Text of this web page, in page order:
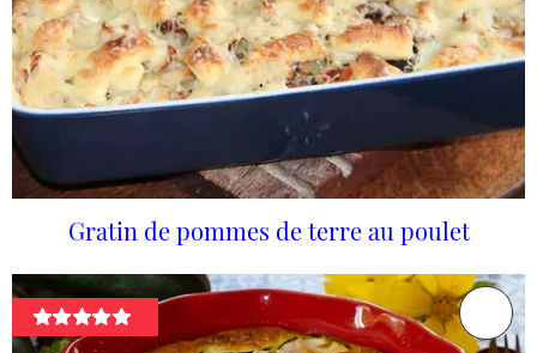
Gratin de pommes de terre au poulet